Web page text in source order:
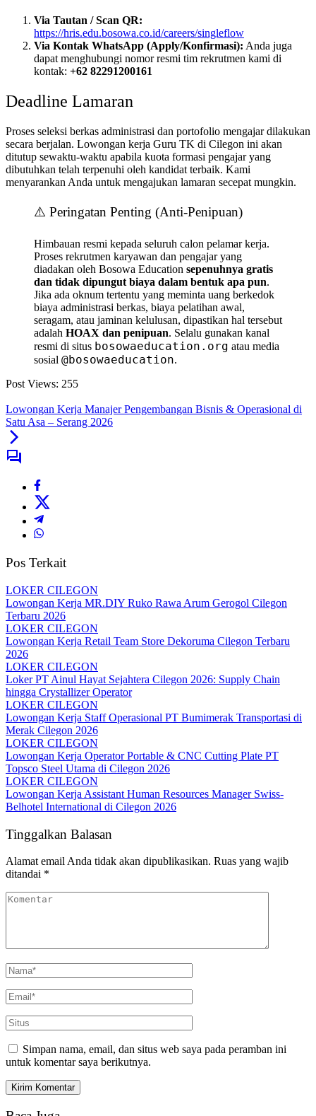
Via Tautan / Scan QR:
https://hris.edu.bosowa.co.id/careers/singleflow
Via Kontak WhatsApp (Apply/Konfirmasi): Anda juga
dapat menghubungi nomor resmi tim rekrutmen kami di
kontak: +62 82291200161
Deadline Lamaran
Proses seleksi berkas administrasi dan portofolio mengajar dilakukan
secara berjalan. Lowongan kerja Guru TK di Cilegon ini akan
ditutup sewaktu-waktu apabila kuota formasi pengajar yang
dibutuhkan telah terpenuhi oleh kandidat terbaik. Kami
menyarankan Anda untuk mengajukan lamaran secepat mungkin.
⚠️ Peringatan Penting (Anti-Penipuan)
Himbauan resmi kepada seluruh calon pelamar kerja.
Proses rekrutmen karyawan dan pengajar yang
diadakan oleh Bosowa Education sepenuhnya gratis
dan tidak dipungut biaya dalam bentuk apa pun.
Jika ada oknum tertentu yang meminta uang berkedok
biaya administrasi berkas, biaya pelatihan awal,
seragam, atau jaminan kelulusan, dipastikan hal tersebut
adalah HOAX dan penipuan. Selalu gunakan kanal
resmi di situs bosowaeducation.org atau media
sosial @bosowaeducation.
Post Views: 255
Lowongan Kerja Manajer Pengembangan Bisnis & Operasional di
Satu Asa – Serang 2026
Pos Terkait
LOKER CILEGON
Lowongan Kerja MR.DIY Ruko Rawa Arum Gerogol Cilegon
Terbaru 2026
LOKER CILEGON
Lowongan Kerja Retail Team Store Dekoruma Cilegon Terbaru
2026
LOKER CILEGON
Loker PT Ainul Hayat Sejahtera Cilegon 2026: Supply Chain
hingga Crystallizer Operator
LOKER CILEGON
Lowongan Kerja Staff Operasional PT Bumimerak Transportasi di
Merak Cilegon 2026
LOKER CILEGON
Lowongan Kerja Operator Portable & CNC Cutting Plate PT
Topsco Steel Utama di Cilegon 2026
LOKER CILEGON
Lowongan Kerja Assistant Human Resources Manager Swiss-
Belhotel International di Cilegon 2026
Tinggalkan Balasan
Alamat email Anda tidak akan dipublikasikan. Ruas yang wajib
ditandai *
Simpan nama, email, dan situs web saya pada peramban ini
untuk komentar saya berikutnya.